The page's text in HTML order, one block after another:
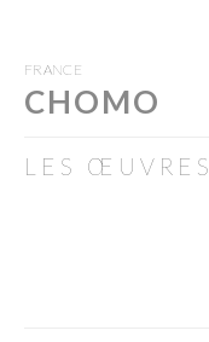
FRANCE
CHOMO
LES ŒUVRES